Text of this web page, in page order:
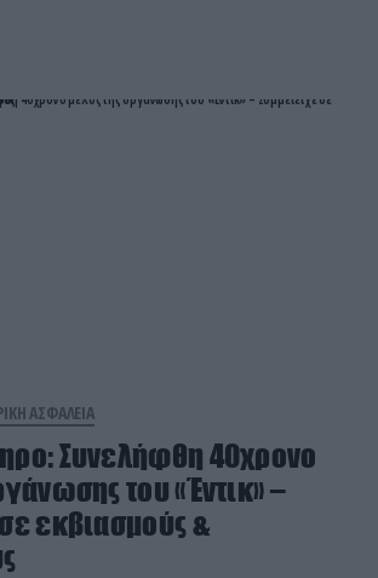
ΑΣΦΑΛΕΙΑ
Συνελήφθη 40χρονο
του «Έντικ» –
εκβιασμούς &